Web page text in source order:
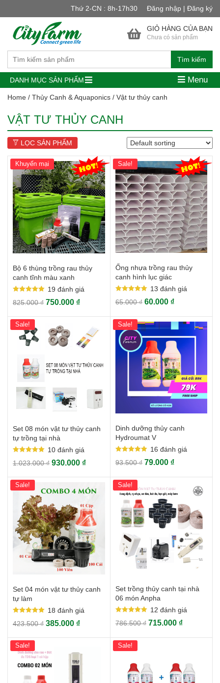
Thứ 2-CN : 8h-17h30 Đăng nhập | Đăng ký
Tìm kiếm
GIỎ HÀNG CỦA BẠN
Chưa có sản phẩm
DANH MỤC SẢN PHẨM Menu
Home / Thủy Canh & Aquaponics / Vật tư thủy canh
VẬT TƯ THỦY CANH
LỌC SẢN PHẨM
Khuyến mại
Bộ 6 thùng trồng rau thủy
canh tĩnh màu xanh
5.00
19 đánh giá
825.000₫ 750.000 ₫
Sale!
Ống nhựa trồng rau thủy
canh hình lục giác
5.00
13 đánh giá
65.000₫ 60.000 ₫
Sale!
Set 08 món vật tư thủy canh
tự trồng tại nhà
5.00
10đánh giá
1.023.000₫ 930.000 ₫
Sale!
Dinh dưỡng thủy canh
Hydroumat V
5.00
16 đánh giá
93.500₫ 79.000 ₫
Sale!
Set 04 món vật tư thủy canh
tự làm
5.00
18 đánh giá
423.500₫ 385.000 ₫
Sale!
Set trồng thủy canh tại nhà
06 món Anpha
5.00
12 đánh giá
786.500₫ 715.000 ₫
Sale! Sale!